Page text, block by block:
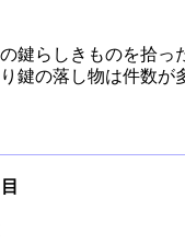
鍵らしきものを拾
鍵の落し物は件数が